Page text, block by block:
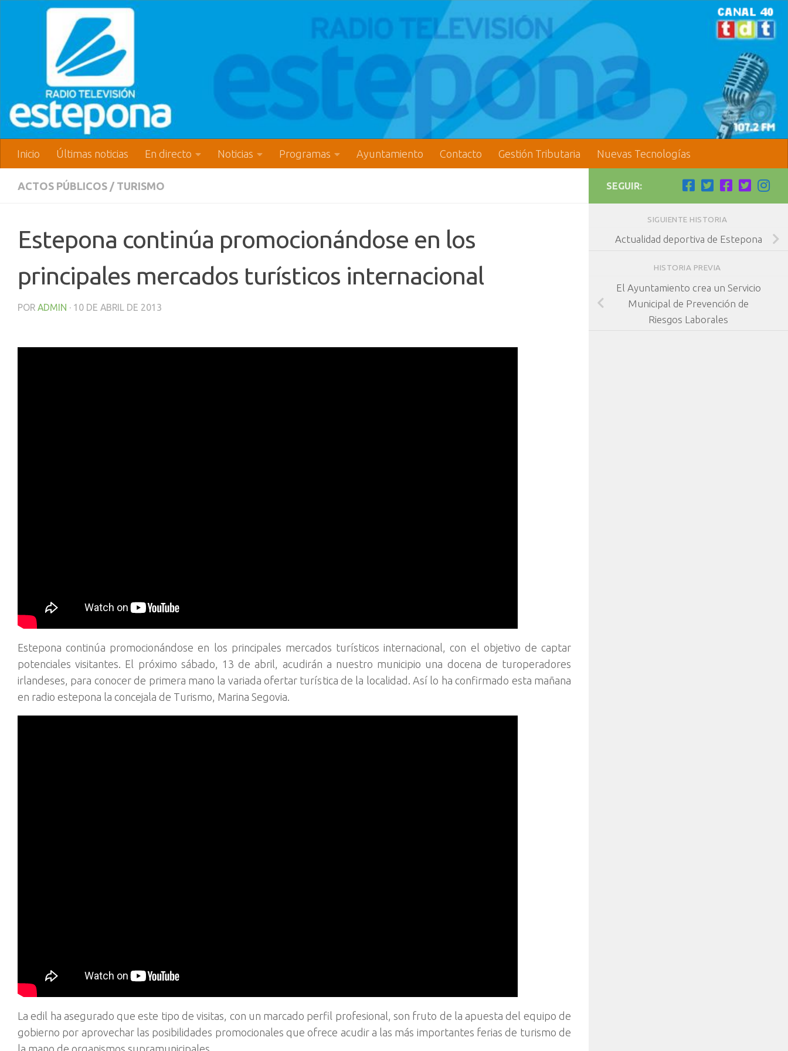
Inicio Últimas noticias En directo Noticias Programas Ayuntamiento Contacto Gestión Tributaria Nuevas Tecnologías
ACTOS PÚBLICOS / TURISMO
Estepona continúa promocionándose en los
principales mercados turísticos internacional
POR ADMIN · 10 DE ABRIL DE 2013
Estepona continúa promocionándose en los principales mercados turísticos internacional, con el objetivo de captar
potenciales visitantes. El próximo sábado, 13 de abril, acudirán a nuestro municipio una docena de turoperadores
irlandeses, para conocer de primera mano la variada ofertar turística de la localidad. Así lo ha confirmado esta mañana
en radio estepona la concejala de Turismo, Marina Segovia.
La edil ha asegurado que este tipo de visitas, con un marcado perfil profesional, son fruto de la apuesta del equipo de
gobierno por aprovechar las posibilidades promocionales que ofrece acudir a las más importantes ferias de turismo de
la mano de organismos supramunicipales.
SEGUIR:
SIGUIENTE HISTORIA
Actualidad deportiva de Estepona
HISTORIA PREVIA
El Ayuntamiento crea un Servicio
Municipal de Prevención de
Riesgos Laborales